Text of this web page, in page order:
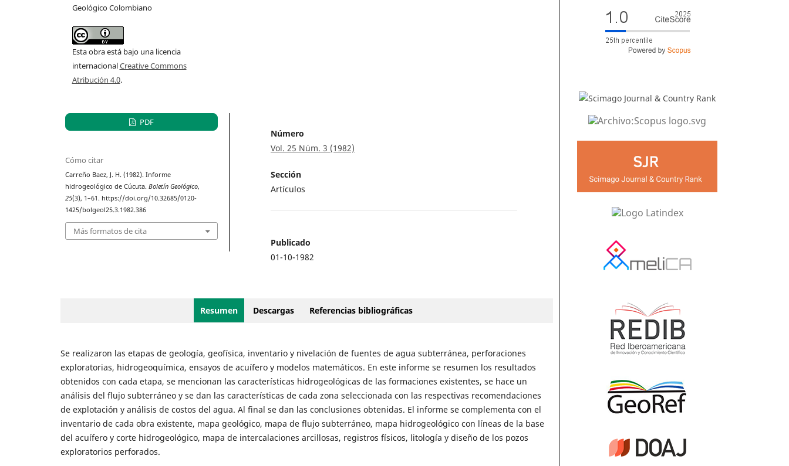
Geológico Colombiano
Esta obra está bajo una licencia
internacionalCreative Commons
Atribución 4.0.
PDF
Cómo citar
Carreño Baez, J. H. (1982). Informe
hidrogeológico de Cúcuta.Boletín Geológico,
25(3), 1–61. https://doi.org/10.32685/0120-
1425/bolgeol25.3.1982.386
Más formatos de cita
Número
Vol. 25 Núm. 3 (1982)
Sección
Artículos
Publicado
01-10-1982
Resumen Descargas Referencias bibliográficas
Se realizaron las etapas de geología, geofísica, inventario y nivelación de fuentes de agua subterránea, perforaciones
exploratorias, hidrogeoquímica, ensayos de acuífero y modelos matemáticos. En este informe se resumen los resultados
obtenidos con cada etapa, se mencionan las características hidrogeológicas de las formaciones existentes, se hace un
análisis del flujo subterráneo y se dan las características de cada zona seleccionada con las respectivas recomendaciones
de explotación y análisis de costos del agua. Al final se dan las conclusiones obtenidas. El informe se complementa con el
inventario de cada obra existente, mapa geológico, mapa de flujo subterráneo, mapa hidrogeológico con líneas de la base
del acuífero y corte hidrogeológico, mapa de intercalaciones arcillosas, registros físicos, litología y diseño de los pozos
exploratorios perforados.